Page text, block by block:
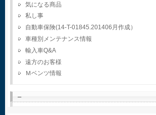
気になる商品
私し事
自動車保険(14-T-01845.201406月作成）
車種別メンテナンス情報
輸入車Q&A
遠方のお客様
Ｍベンツ情報
–